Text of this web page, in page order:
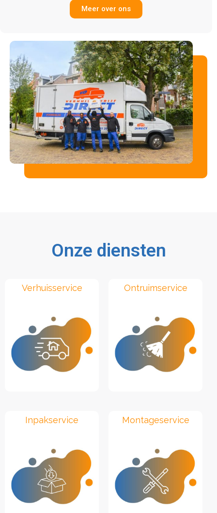
Meer over ons
Onze diensten
Verhuisservice Ontruimservice
Inpakservice Montageservice